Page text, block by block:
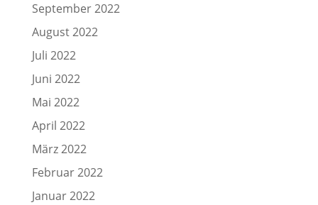
September 2022
August 2022
Juli 2022
Juni 2022
Mai 2022
April 2022
März 2022
Februar 2022
Januar 2022